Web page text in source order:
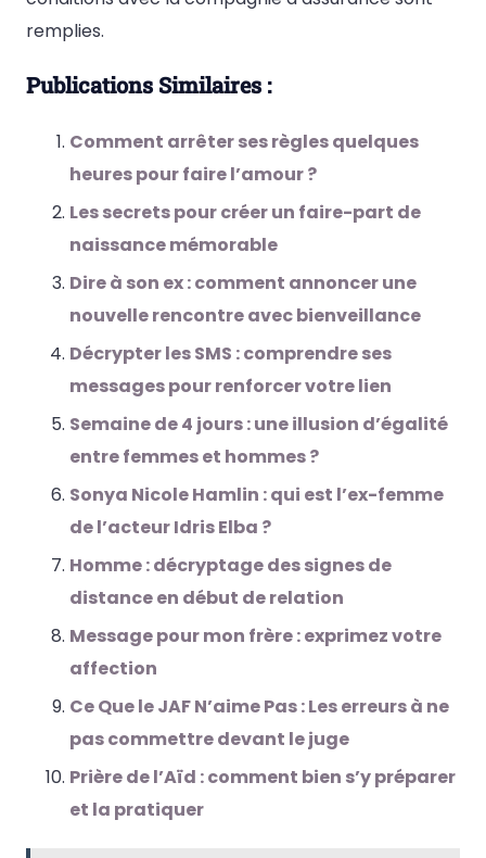
remplies.
Publications Similaires :
Comment arrêter ses règles quelques
heures pour faire l’amour ?
Les secrets pour créer un faire-part de
naissance mémorable
Dire à son ex : comment annoncer une
nouvelle rencontre avec bienveillance
Décrypter les SMS : comprendre ses
messages pour renforcer votre lien
Semaine de 4 jours : une illusion d’égalité
entre femmes et hommes ?
Sonya Nicole Hamlin : qui est l’ex-femme
de l’acteur Idris Elba ?
Homme : décryptage des signes de
distance en début de relation
Message pour mon frère : exprimez votre
affection
Ce Que le JAF N’aime Pas : Les erreurs à ne
pas commettre devant le juge
Prière de l’Aïd : comment bien s’y préparer
et la pratiquer